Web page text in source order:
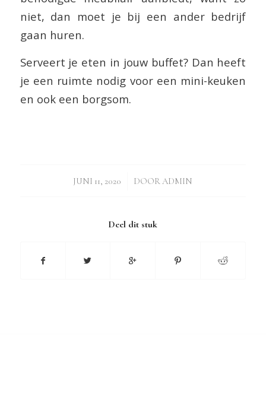
niet, dan moet je bij een ander bedrijf
gaan huren.
Serveert je eten in jouw buffet? Dan heeft
je een ruimte nodig voor een mini-keuken
en ook een borgsom.
JUNI 11, 2020
/ DOORADMIN
Deel dit stuk